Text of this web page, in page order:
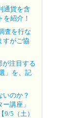
通貨を含
紹介！
査を行な
すがご協
が注目する
」を、記
いのか？
講座」
9/5（土）